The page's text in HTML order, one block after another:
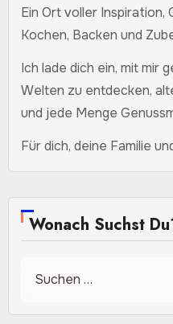
Ein Ort voller Inspiration,
Kochen, Backen und
Ich lade dich ein, mit mir
Welten zu entdecken,
und jede Menge
Für dich, deine Familie
Wonach Suchst
nach: